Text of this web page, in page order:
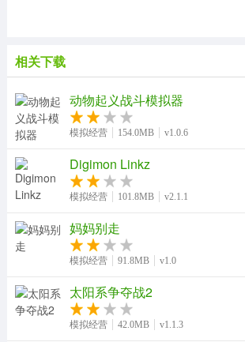
相关下载
动物起义战斗模拟器
模拟经营 154.0MB v1.0.6
Digimon Linkz
模拟经营 101.8MB v2.1.1
妈妈别走
模拟经营 91.8MB v1.0
太阳系争夺战2
模拟经营 42.0MB v1.1.3